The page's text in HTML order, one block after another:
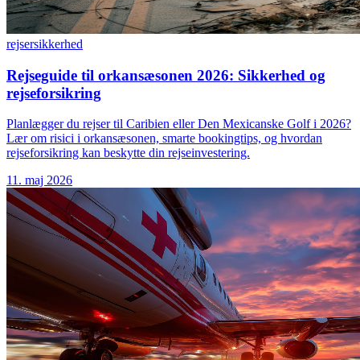
rejsersikkerhed
Rejseguide til orkansæsonen 2026: Sikkerhed og
rejseforsikring
Planlægger du rejser til Caribien eller Den Mexicanske Golf i 2026?
Lær om risici i orkansæsonen, smarte bookingtips, og hvordan
rejseforsikring kan beskytte din rejseinvestering.
11. maj 2026